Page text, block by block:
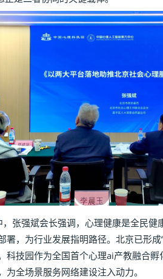
强斌会长强调，心理健康是全民健
署，为行业发展指明路径。北京已形
科技园作为全国首个心理ai产教融合
为全场景服务网络建设注入动力。